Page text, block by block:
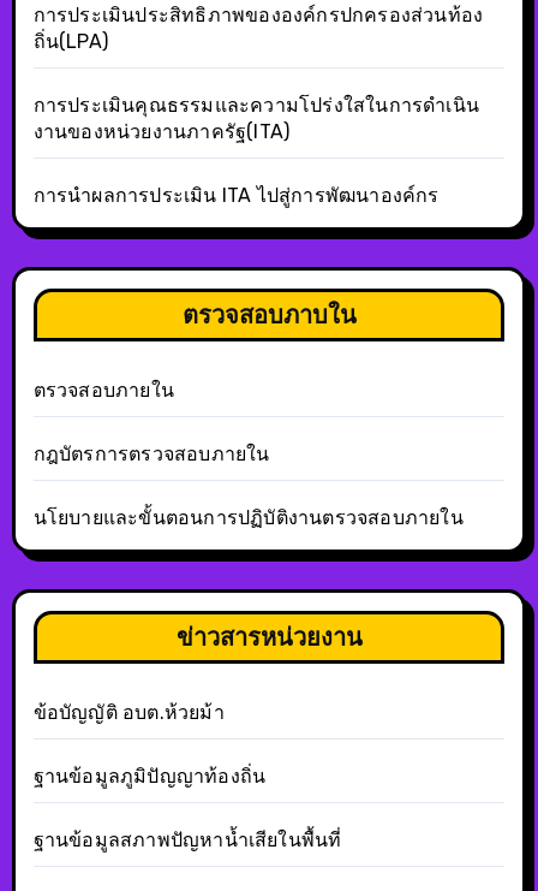
การประเมินประสิทธิภาพขององค์กรปกครองส่วนท้อง
ถิ่น(LPA)
การประเมินคุณธรรมและความโปร่งใสในการดำเนิน
งานของหน่วยงานภาครัฐ(ITA)
การนำผลการประเมิน ITA ไปสู่การพัฒนาองค์กร
ตรวจสอบภาบใน
ตรวจสอบภายใน
กฎบัตรการตรวจสอบภายใน
นโยบายและขั้นตอนการปฏิบัติงานตรวจสอบภายใน
ข่าวสารหน่วยงาน
ข้อบัญญัติ อบต.ห้วยม้า
ฐานข้อมูลภูมิปัญญาท้องถิ่น
ฐานข้อมูลสภาพปัญหาน้ำเสียในพื้นที่